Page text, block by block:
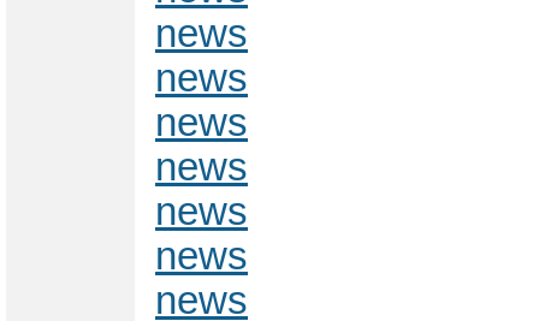
news
news
news
news
news
news
news